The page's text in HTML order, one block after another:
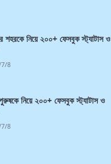
শহরকে নিয়ে ২০০+ ফেসবুক স্ট্যাটাস ও
8
পুরুষকে নিয়ে ২০০+ ফেসবুক স্ট্যাটাস ও
8